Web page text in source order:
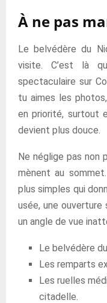
À ne pas
Le belvédère du
visite. C’est là
spectaculaire sur
tu aimes les
en priorité, surtout
devient plus douce.
Ne néglige pas non
mènent au
plus simples qui
usée, une ouverture
un angle de vue
Le belvédère
Les remparts
Les ruelles
citadelle.